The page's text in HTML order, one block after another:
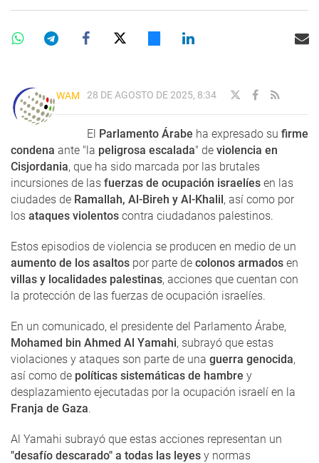
WAM 28 DE AGOSTO DE 2025, 8:34
El Parlamento Árabe ha expresado su firme
condena ante "la peligrosa escalada" de violencia en
Cisjordania, que ha sido marcada por las brutales
incursiones de las fuerzas de ocupación israelíes en las
ciudades de Ramallah, Al-Bireh y Al-Khalil, así como por
los ataques violentos contra ciudadanos palestinos.
Estos episodios de violencia se producen en medio de un
aumento de los asaltos por parte de colonos armados en
villas y localidades palestinas, acciones que cuentan con
la protección de las fuerzas de ocupación israelíes.
En un comunicado, el presidente del Parlamento Árabe,
Mohamed bin Ahmed Al Yamahi, subrayó que estas
violaciones y ataques son parte de una guerra genocida,
así como de políticas sistemáticas de hambre y
desplazamiento ejecutadas por la ocupación israelí en la
Franja de Gaza.
Al Yamahi subrayó que estas acciones representan un
"desafío descarado" a todas las leyes y normas